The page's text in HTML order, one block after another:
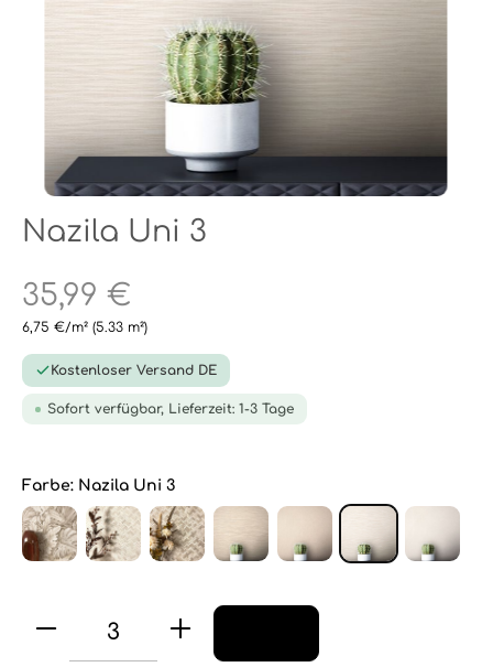
Nazila Uni 3
35,99 €
6,75 €/m² (5.33 m²)
Kostenloser Versand DE
Sofort verfügbar, Lieferzeit: 1-3 Tage
Farbe: Nazila Uni 3